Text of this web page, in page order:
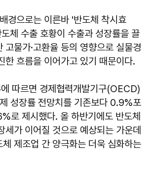
경으로는 이른바 '반도체 착시효
체 수출 호황이 수출과 성장률을 끌
고물가·고환율 등의 영향으로 실물경
한 흐름을 이어가고 있기 때문이다.
따르면 경제협력개발기구(OECD)
성장률 전망치를 기존보다 0.9%포
로 제시했다. 올 하반기에도 반도체
세가 이어질 것으로 예상되는 가운데
체 제조업 간 양극화는 더욱 심화하는